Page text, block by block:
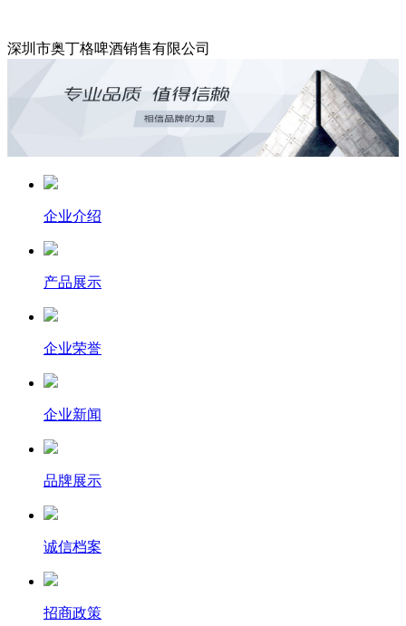
深圳市奥丁格啤酒销售有限公司
企业介绍
产品展示
企业荣誉
企业新闻
品牌展示
诚信档案
招商政策